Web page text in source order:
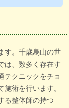
す。千歳烏山の世
は、数多く存在す
テクニックをチョ
術を行います。
る整体師の持つ